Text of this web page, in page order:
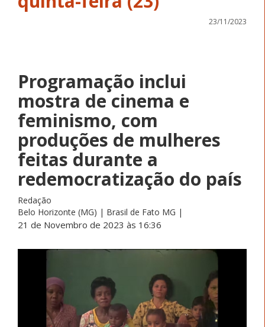
23/11/2023
Programação inclui
mostra de cinema e
feminismo, com
produções de mulheres
feitas durante a
redemocratização do país
Redação
Belo Horizonte (MG) | Brasil de Fato MG |
21 de Novembro de 2023 às 16:36